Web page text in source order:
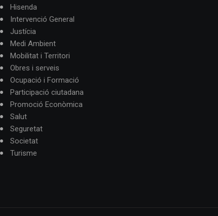
Hisenda
Intervenció General
Justícia
Medi Ambient
Mobilitat i Territori
Obres i serveis
Ocupació i Formació
Participació ciutadana
Promoció Econòmica
Salut
Seguretat
Societat
Turisme